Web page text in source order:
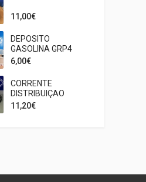
11,00€
DEPOSITO
GASOLINA GRP4
INJEÇAO
6,00€
CORRENTE
DISTRIBUIÇAO
DUPLA MINI
11,20€